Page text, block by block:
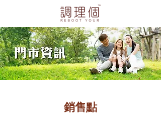
銷售點